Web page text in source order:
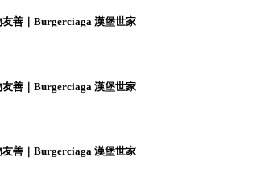
友善｜Burgerciaga 漢堡世家
友善｜Burgerciaga 漢堡世家
友善｜Burgerciaga 漢堡世家